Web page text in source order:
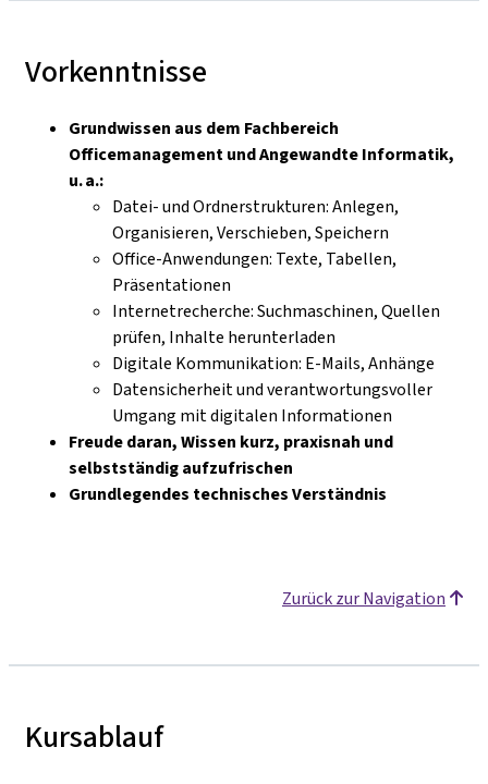
Vorkenntnisse
Grundwissen aus dem Fachbereich
Officemanagement und Angewandte Informatik,
u. a.:
Datei- und Ordnerstrukturen: Anlegen,
Organisieren, Verschieben, Speichern
Office-Anwendungen: Texte, Tabellen,
Präsentationen
Internetrecherche: Suchmaschinen, Quellen
prüfen, Inhalte herunterladen
Digitale Kommunikation: E-Mails, Anhänge
Datensicherheit und verantwortungsvoller
Umgang mit digitalen Informationen
Freude daran, Wissen kurz, praxisnah und
selbstständig aufzufrischen
Grundlegendes technisches Verständnis
Zurück zur Navigation
Kursablauf